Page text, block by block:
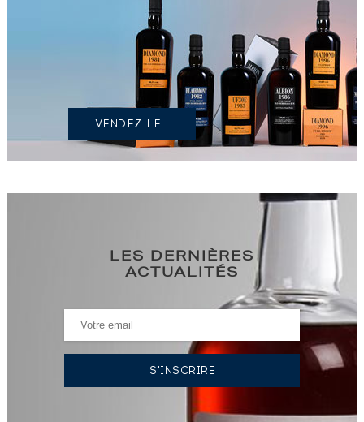
SPIRITUEUX
IDENTIQUE
VENDEZ LE !
LES DERNIÈRES
ACTUALITÉS